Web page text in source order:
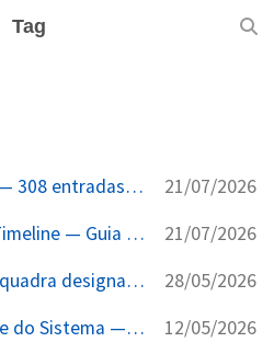
Tag
Alexandre de Moraes — 308 entradas do corpus citam o ministro 21/07/2026
Como Ler o Lawfare Timeline — Guia Sem Jargão Para o Leitor Brasileiro 21/07/2026
Imprensa brasileira enquadra designação terrorista de PCC/CV como 'questão de soberania' — P04b documentado 28/05/2026
Operador Inconsciente do Sistema — lawfare-timeline 12/05/2026